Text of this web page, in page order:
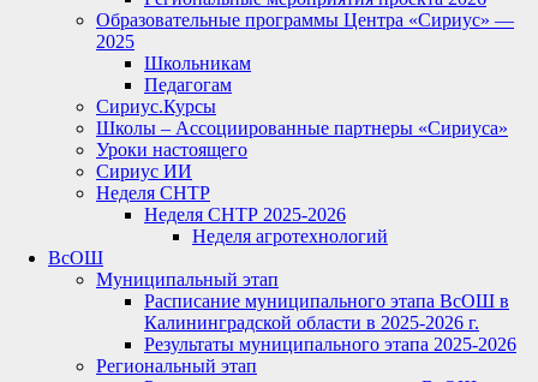
Образовательные программы Центра «Сириус» —
2025
Школьникам
Педагогам
Сириус.Курсы
Школы – Ассоциированные партнеры «Сириуса»
Уроки настоящего
Сириус ИИ
Неделя СНТР
Неделя СНТР 2025-2026
Неделя агротехнологий
ВсОШ
Муниципальный этап
Расписание муниципального этапа ВсОШ в
Калининградской области в 2025-2026 г.
Результаты муниципального этапа 2025-2026
Региональный этап